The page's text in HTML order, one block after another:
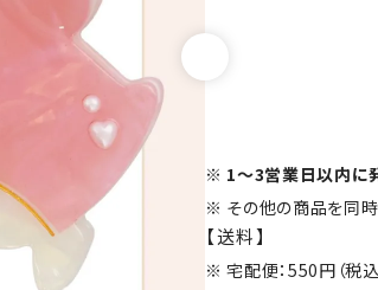
1～3営業日以内に
その他の商品を同
【送料】
宅配便：550円（税